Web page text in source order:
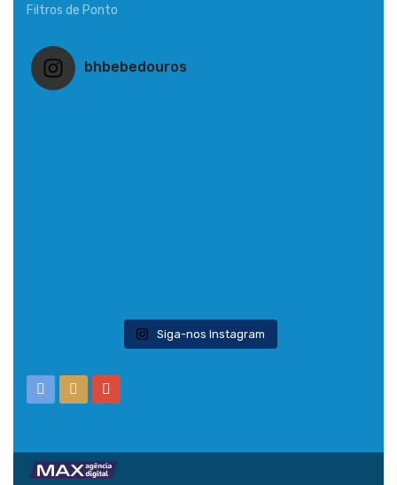
Filtros de Ponto
bhbebedouros
Siga-nos Instagram